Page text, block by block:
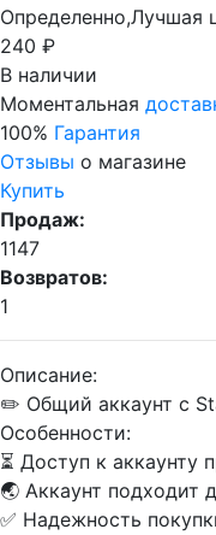
Определенно,Лучшая
240 ₽
В наличии
Моментальная
100% Гарантия
Отзывы о магазине
Купить
Продаж:
1147
Возвратов:
1
Описание:
✏️ Общий аккаунт с
Особенности:
⏳ Доступ к аккаунту
🌏 Аккаунт подходит
✅ Надежность